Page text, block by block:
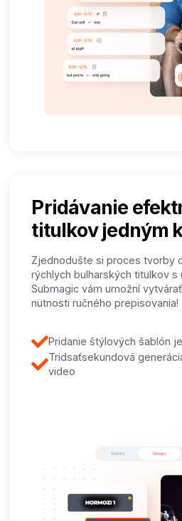
Pridávanie
titulkov jedným
Zjednodušte si proces tvorby
rýchlych bulharských titulkov s
Submagic vám umožní
nutnosti ručného prepisovania!
Pridanie štýlových šablón
Tridsaťsekundová
video